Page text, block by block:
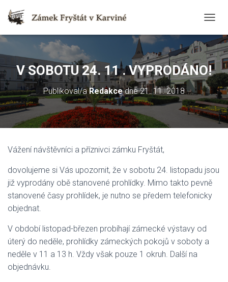
O
G
G
L
E
N
A
V
I
G
N
V SOBOTU 24. 11 . VYPRODÁNO!
Publikoval/aRedakcedne21. 11. 2018
Vážení návštěvníci a příznivci zámku Fryštát,
dovolujeme si Vás upozornit, že v sobotu 24. listopadu jsou
již vyprodány obě stanovené prohlídky. Mimo takto pevně
stanovené časy prohlídek, je nutno se předem telefonicky
objednat.
V období listopad-březen probíhají zámecké výstavy od
úterý do neděle, prohlídky zámeckých pokojů v soboty a
neděle v 11 a 13 h. Vždy však pouze 1 okruh. Další na
objednávku.